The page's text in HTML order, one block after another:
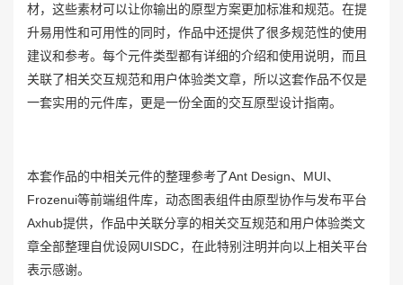
材，这些素材可以让你输出的原型方案更加标准和规范。在提
升易用性和可用性的同时，作品中还提供了很多规范性的使用
建议和参考。每个元件类型都有详细的介绍和使用说明，而且
关联了相关交互规范和用户体验类文章，所以这套作品不仅是
一套实用的元件库，更是一份全面的交互原型设计指南。
本套作品的中相关元件的整理参考了Ant Design、MUI、
Frozenui等前端组件库，动态图表组件由原型协作与发布平台
Axhub提供，作品中关联分享的相关交互规范和用户体验类文
章全部整理自优设网UISDC，在此特别注明并向以上相关平台
表示感谢。